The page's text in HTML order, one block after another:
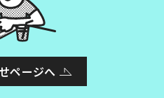
ページへ